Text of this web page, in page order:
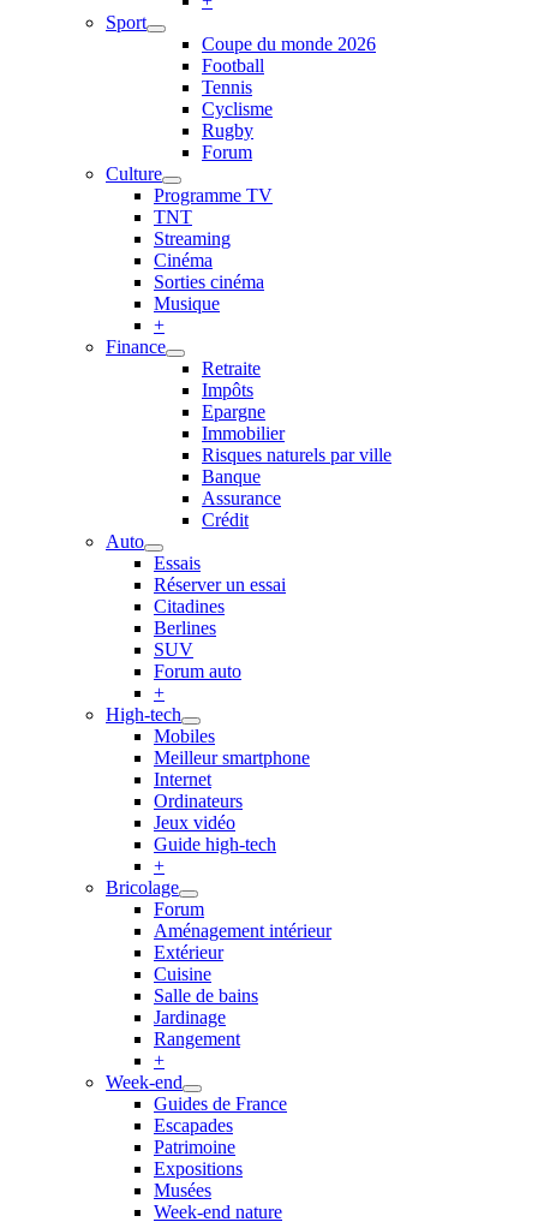
Sport
Coupe du monde 2026
Football
Tennis
Cyclisme
Rugby
Forum
Culture
Programme TV
TNT
Streaming
Cinéma
Sorties cinéma
Musique
+
Finance
Retraite
Impôts
Epargne
Immobilier
Risques naturels par ville
Banque
Assurance
Crédit
Auto
Essais
Réserver un essai
Citadines
Berlines
SUV
Forum auto
+
High-tech
Mobiles
Meilleur smartphone
Internet
Ordinateurs
Jeux vidéo
Guide high-tech
+
Bricolage
Forum
Aménagement intérieur
Extérieur
Cuisine
Salle de bains
Jardinage
Rangement
+
Week-end
Guides de France
Escapades
Patrimoine
Expositions
Musées
Week-end nature